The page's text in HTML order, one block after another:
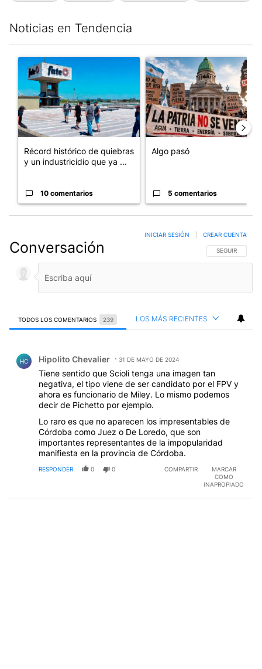
Noticias en Tendencia
Un artículo de tendencia con el título "Récord histórico de
Récord histórico de quiebras
y un industricidio que ya ...
10 comentarios
Un artículo de tendencia con
Algo pasó
5 comentarios
Conversación SIGA ESTA
SEGUIR
INICIAR SESIÓN CREAR CUENTA
TODOS LOS COMENTARIOS 239 LOS MÁS RECIENTES
HC Hipolito Chevalier 31 DE MAYO DE 2024
Tiene sentido que Scioli tenga una imagen tan
negativa, el tipo viene de ser candidato por el FPV y
ahora es funcionario de Miley. Lo mismo podemos
decir de Pichetto por ejemplo.
Lo raro es que no aparecen los impresentables de
Córdoba como Juez o De Loredo, que son
importantes representantes de la impopularidad
manifiesta en la provincia de Córdoba.
RESPONDER 0 0 COMPARTIR
MARCAR
COMO
INAPROPIADO